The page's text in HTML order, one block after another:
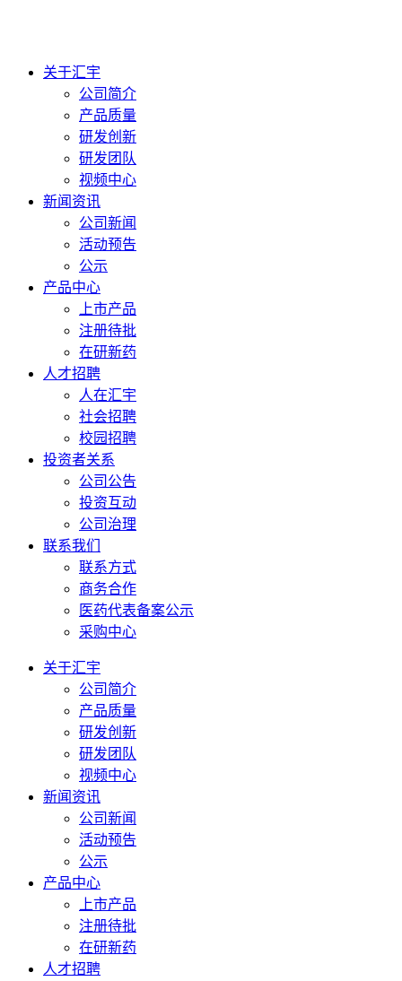
关于汇宇
公司简介
产品质量
研发创新
研发团队
视频中心
新闻资讯
公司新闻
活动预告
公示
产品中心
上市产品
注册待批
在研新药
人才招聘
人在汇宇
社会招聘
校园招聘
投资者关系
公司公告
投资互动
公司治理
联系我们
联系方式
商务合作
医药代表备案公示
采购中心
关于汇宇
公司简介
产品质量
研发创新
研发团队
视频中心
新闻资讯
公司新闻
活动预告
公示
产品中心
上市产品
注册待批
在研新药
人才招聘